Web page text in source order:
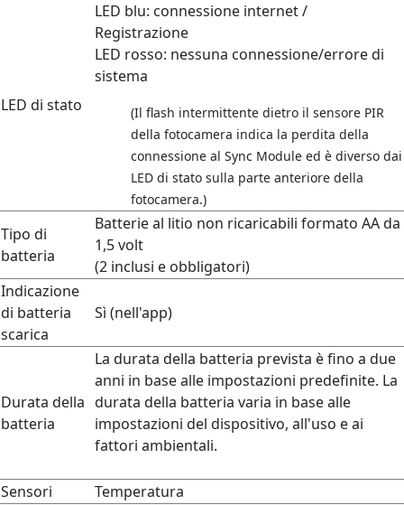
LED di stato
LED blu: connessione internet /
Registrazione
LED rosso: nessuna connessione/errore di
sistema
(Il flash intermittente dietro il sensore PIR
della fotocamera indica la perdita della
connessione al Sync Module ed è diverso dai
LED di stato sulla parte anteriore della
fotocamera.)
Tipo di
batteria
Batterie al litio non ricaricabili formato AA da
1,5 volt
(2 inclusi e obbligatori)
Indicazione
di batteria
scarica
Sì (nell'app)
Durata della
batteria
La durata della batteria prevista è fino a due
anni in base alle impostazioni predefinite. La
durata della batteria varia in base alle
impostazioni del dispositivo, all'uso e ai
fattori ambientali.
Sensori
Temperatura